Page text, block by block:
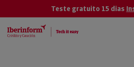
Teste gratuito 15 dias